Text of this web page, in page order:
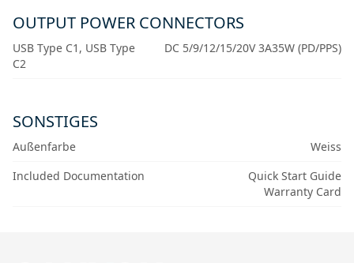
OUTPUT POWER CONNECTORS
USB Type C1, USB Type
C2
DC 5/9/12/15/20V 3A35W (PD/PPS)
SONSTIGES
Außenfarbe
Weiss
Included Documentation
Quick Start Guide
Warranty Card